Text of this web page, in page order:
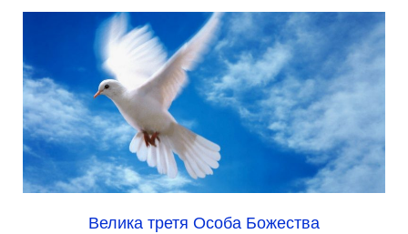
Велика третя Особа Божества